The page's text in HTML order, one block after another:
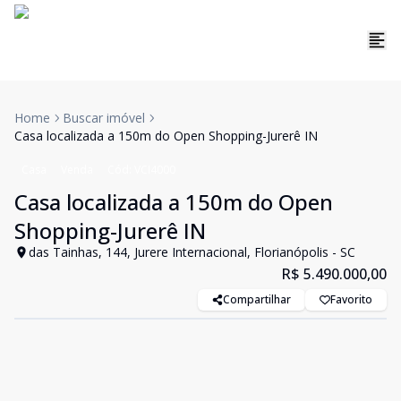
Home
Buscar imóvel
Casa localizada a 150m do Open Shopping-Jurerê IN
Casa localizada a 150m do Open
Shopping-Jurerê IN
das Tainhas, 144, Jurere Internacional, Florianópolis - SC
R$ 5.490.000,00
Compartilhar Favorito